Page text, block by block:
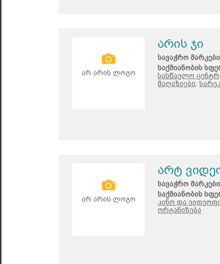
არ არის ლოგო
არის ჯი
სავაჭრო
საქმიანობის
სასწავლო
მაღაზიები;
არ არის ლოგო
არტ
სავაჭრო
საქმიანობის
კინო და
ორგანიზება